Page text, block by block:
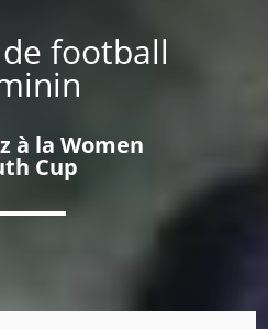
football
à la Women
Cup